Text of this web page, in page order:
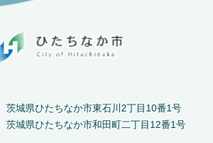
城県ひたちなか市東石川2丁目10番1号
城県ひたちなか市和田町二丁目12番1号